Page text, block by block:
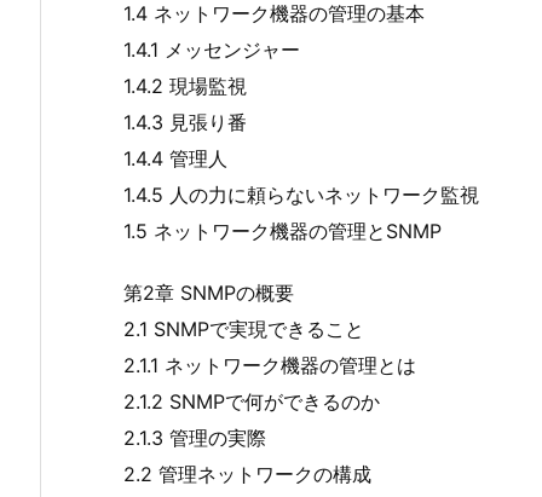
1.4 ネットワーク機器の管理の基本
1.4.1 メッセンジャー
1.4.2 現場監視
1.4.3 見張り番
1.4.4 管理人
1.4.5 人の力に頼らないネットワーク監視
1.5 ネットワーク機器の管理とSNMP
第2章 SNMPの概要
2.1 SNMPで実現できること
2.1.1 ネットワーク機器の管理とは
2.1.2 SNMPで何ができるのか
2.1.3 管理の実際
2.2 管理ネットワークの構成